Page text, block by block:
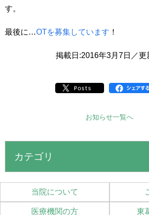
す。
最後に…OTを募集しています ！
掲載日:2016年3月7日／更
お知らせ一覧へ
カテゴリ
当院について
医療機関の方 東